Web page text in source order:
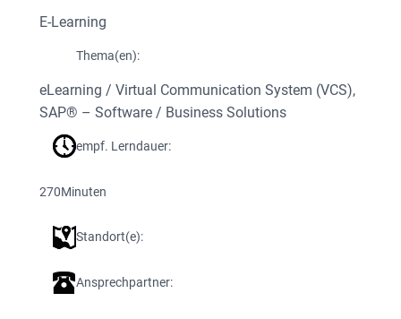
E-Learning
Thema(en):
eLearning / Virtual Communication System (VCS),
SAP® – Software / Business Solutions
empf. Lerndauer:
270Minuten
Standort(e):
Ansprechpartner: